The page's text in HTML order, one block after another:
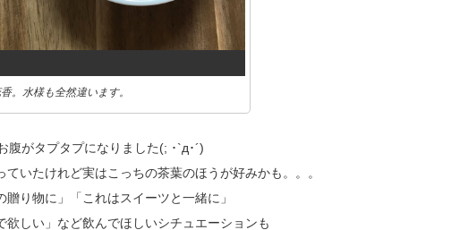
。水様も全然違います。
腹がタプタプになりました(; ･`д･´)
いたけれど実はこっちの茶葉のほうが好みかも。。。
り物に」「これはスイーツと一緒に」
欲しい」など飲んでほしいシチュエーションも